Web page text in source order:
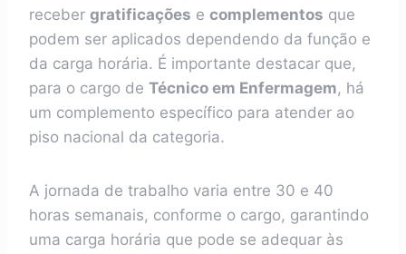
receber gratificações e complementos que
podem ser aplicados dependendo da função e
da carga horária. É importante destacar que,
para o cargo de Técnico em Enfermagem, há
um complemento específico para atender ao
piso nacional da categoria.
A jornada de trabalho varia entre 30 e 40
horas semanais, conforme o cargo, garantindo
uma carga horária que pode se adequar às